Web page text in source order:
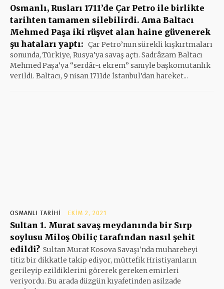
Osmanlı, Rusları 1711’de Çar Petro ile birlikte
tarihten tamamen silebilirdi. Ama Baltacı
Mehmed Paşa iki rüşvet alan haine güvenerek
şu hataları yaptı: Çar Petro’nun sürekli kışkırtmaları
sonunda, Türkiye, Rusya’ya savaş açtı. Sadrâzam Baltacı
Mehmed Paşa’ya “serdâr-ı ekrem” sanıyle başkomutanlık
verildi. Baltacı, 9 nisan 1711de İstanbul’dan hareket...
OSMANLI TARIHI EKIM 2, 2021
Sultan 1. Murat savaş meydanında bir Sırp
soylusu Miloş Obiliç tarafından nasıl şehit
edildi? Sultan Murat Kosova Savaşı'nda muharebeyi
titiz bir dikkatle takip ediyor, müttefik Hristiyanların
gerileyip ezildiklerini görerek gereken emirleri
veriyordu. Bu arada düzgün kıyafetinden asilzade